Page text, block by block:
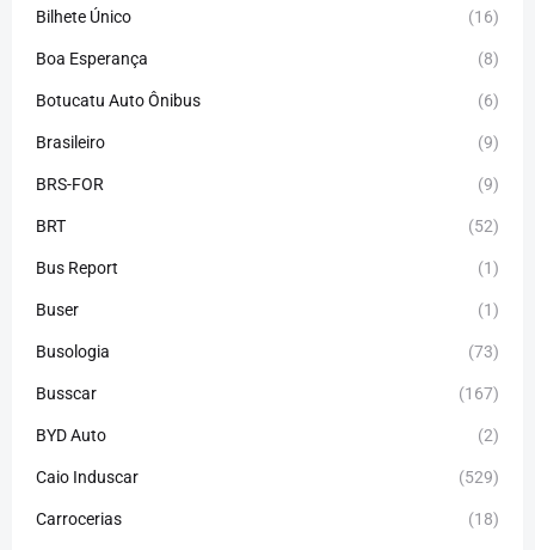
Bilhete Único (16)
Boa Esperança (8)
Botucatu Auto Ônibus (6)
Brasileiro (9)
BRS-FOR (9)
BRT (52)
Bus Report (1)
Buser (1)
Busologia (73)
Busscar (167)
BYD Auto (2)
Caio Induscar (529)
Carrocerias (18)